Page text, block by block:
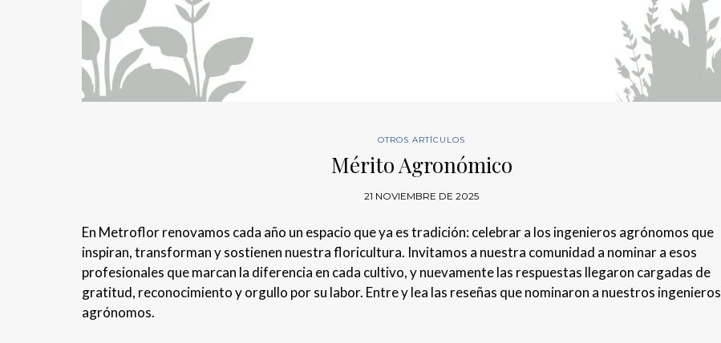
OTROS ARTÍCULOS
Mérito Agronómico
21 NOVIEMBRE DE 2025
En Metroflor renovamos cada año un espacio que ya es tradición: celebrar a los ingenieros agrónomos que
inspiran, transforman y sostienen nuestra floricultura. Invitamos a nuestra comunidad a nominar a esos
profesionales que marcan la diferencia en cada cultivo, y nuevamente las respuestas llegaron cargadas de
gratitud, reconocimiento y orgullo por su labor. Entre y lea las reseñas que nominaron a nuestros ingenieros
agrónomos.